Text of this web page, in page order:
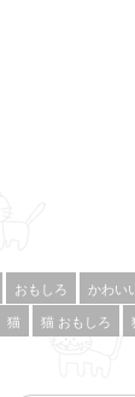
おもしろ かわい
猫 猫 おもしろ